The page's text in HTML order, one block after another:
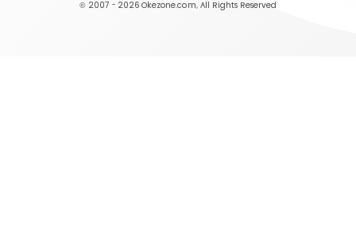
© 2007 - 2026 Okezone.com, All Rights Reserved